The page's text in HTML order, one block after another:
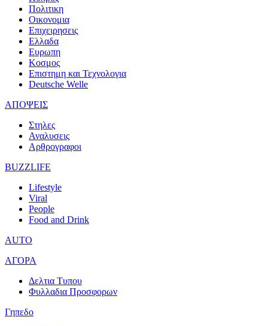
Πολιτικη
Οικονομια
Επιχειρησεις
Ελλαδα
Ευρωπη
Κοσμος
Επιστημη και Τεχνολογια
Deutsche Welle
ΑΠΟΨΕΙΣ
Στηλες
Αναλυσεις
Αρθρογραφοι
BUZZLIFE
Lifestyle
Viral
People
Food and Drink
AUTO
ΑΓΟΡΑ
Δελτια Τυπου
Φυλλαδια Προσφορων
Γηπεδο